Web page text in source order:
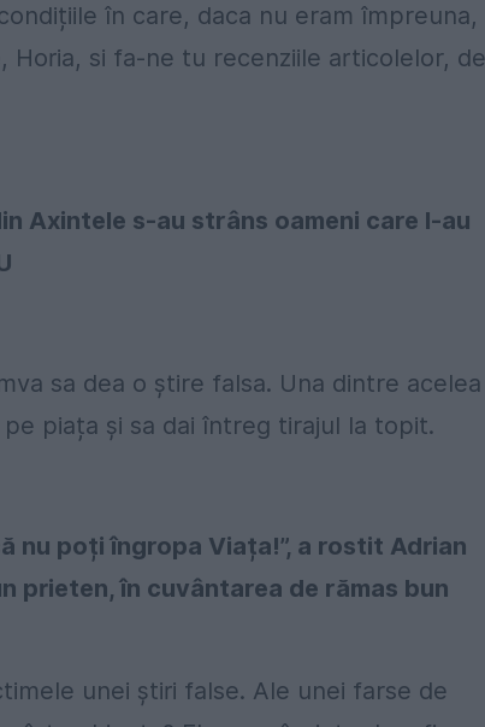
în care, daca nu eram împreuna,
Horia, si fa-ne tu recenziile articolelor, de
Axintele s-au strâns oameni care l-au
sa dea o știre falsa. Una dintre acelea
piața și sa dai întreg tirajul la topit.
nu poți îngropa Viața!”, a rostit Adrian
prieten, în cuvântarea de rămas bun
unei știri false. Ale unei farse de